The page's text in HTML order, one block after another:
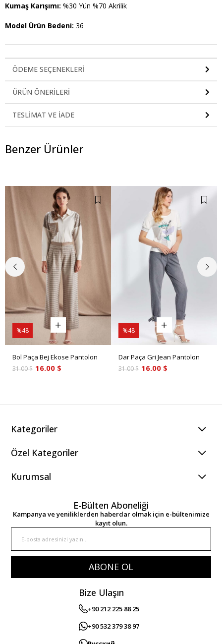
Kumaş Karışımı: %30 Yün %70 Akrilik
Model Ürün Bedeni: 36
ÖDEME SEÇENEKLERI
ÜRÜN ÖNERILERI
TESLIMAT VE İADE
Benzer Ürünler
Bol Paça Bej Ekose Pantolon
16.00 $
31.00 $
%48
Dar Paça Gri Jean Pantolon
16.00 $
31.00 $
%48
Kategoriler
Özel Kategoriler
Kurumsal
E-Bülten Aboneliği
Kampanya ve yeniliklerden haberdar olmak için e-bültenimize
kayıt olun.
ABONE OL
Bize Ulaşın
+90 212 225 88 25
+90 532 379 38 97